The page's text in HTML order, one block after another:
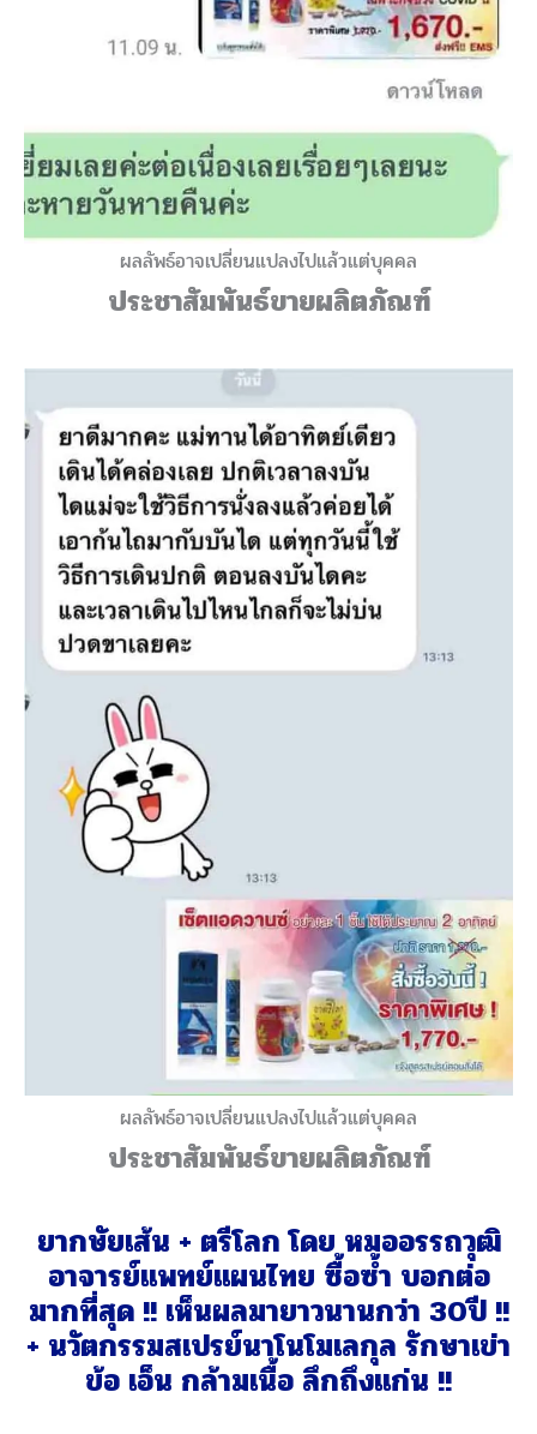
ผลลัพธ์อาจเปลี่ยนแปลงไปแล้วแต่บุคคล
ประชาสัมพันธ์ขายผลิตภัณฑ์
ผลลัพธ์อาจเปลี่ยนแปลงไปแล้วแต่บุคคล
ประชาสัมพันธ์ขายผลิตภัณฑ์
ยากษัยเส้น + ตรีโลก โดย หมออรรถวุฒิ
อาจารย์แพทย์แผนไทย ซื้อซ้ำ บอกต่อ
มากที่สุด !! เห็นผลมายาวนานกว่า 30ปี !!
+ นวัตกรรมสเปรย์นาโนโมเลกุล รักษาเข่า
ข้อ เอ็น กล้ามเนื้อ ลึกถึงแก่น !!